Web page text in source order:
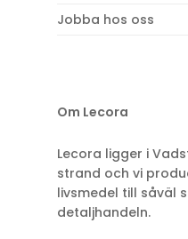
Jobba hos oss
Om Lecora
Lecora ligger i
strand och vi
livsmedel till såväl
detaljhandeln.